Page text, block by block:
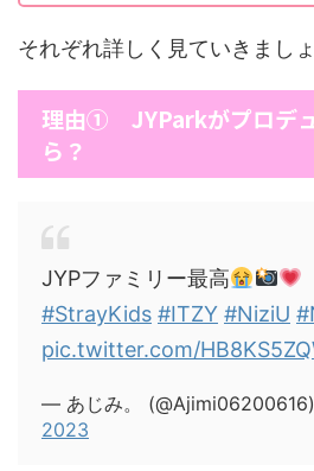
それぞれ詳しく見ていきましょ
理由① JYParkがプロデ
ら？
JYPファミリー最高
#StrayKids #ITZY #NiziU
pic.twitter.com/
— あじみ。 (@Ajimi06200616)
2023